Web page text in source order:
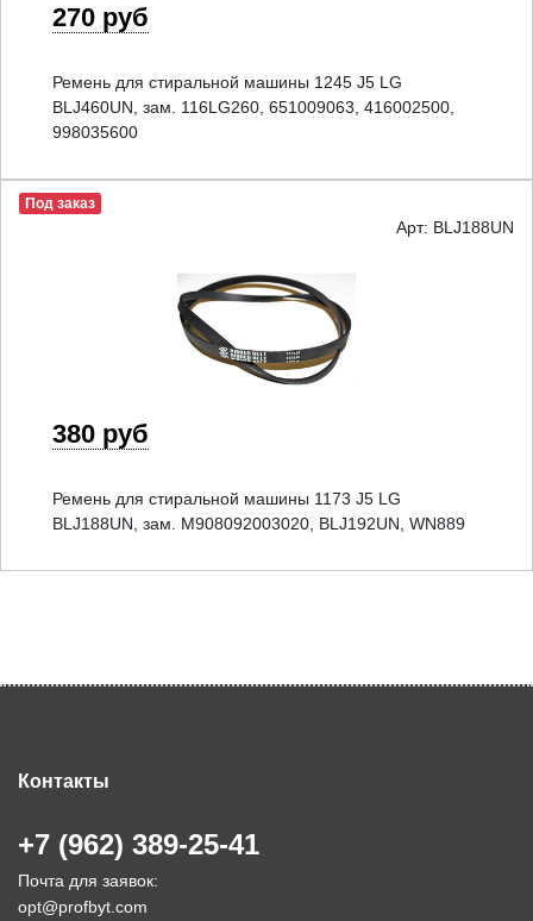
270 руб
Ремень для стиральной машины 1245 J5 LG
BLJ460UN, зам. 116LG260, 651009063, 416002500,
998035600
Под заказ
Арт: BLJ188UN
380 руб
Ремень для стиральной машины 1173 J5 LG
BLJ188UN, зам. M908092003020, BLJ192UN, WN889
Контакты
+7 (962) 389-25-41
Почта для заявок:
opt@profbyt.com